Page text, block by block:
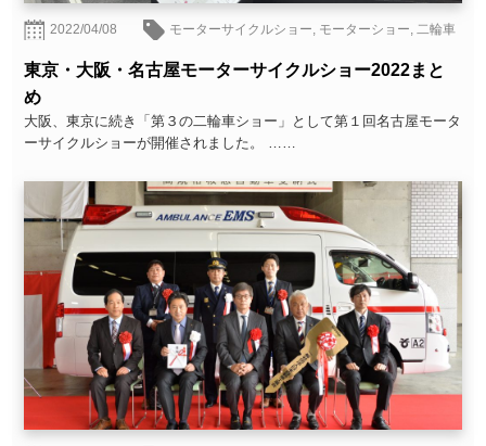
2022/04/08 モーターサイクルショー, モーターショー,二輪車
東京・大阪・名古屋モーターサイクルショー2022まと
め
大阪、東京に続き「第３の二輪車ショー」として第１回名古屋モータ
ーサイクルショーが開催されました。 ……